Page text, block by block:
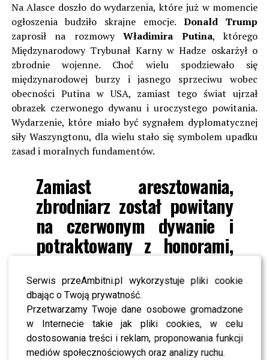
Serwis przeAmbitni.pl wykorzystuje pliki cookie
dbając o Twoją prywatność.
Przetwarzamy Twoje dane osobowe gromadzone
w Internecie takie jak pliki cookies, w celu
dostosowania treści i reklam, proponowania funkcji
mediów społecznościowych oraz analizy ruchu.
Na Alasce doszło do wydarzenia, które już w momencie
ogłoszenia budziło skrajne emocje. Donald Trump
zaprosił na rozmowyWładimira Putina, którego
Międzynarodowy Trybunał Karny w Hadze oskarżył o
zbrodnie wojenne. Choć wielu spodziewało się
międzynarodowej burzy i jasnego sprzeciwu wobec
obecności Putina w USA, zamiast tego świat ujrzał
obrazek czerwonego dywanu i uroczystego powitania.
Wydarzenie, które miało być sygnałem dyplomatycznej
siły Waszyngtonu, dla wielu stało się symbolem upadku
zasad i moralnych fundamentów.
Zamiast aresztowania,
zbrodniarz został powitany
na czerwonym dywanie i
potraktowany z honorami,
jak równorzędny partner w
rozmowach – napisała.
Wojciechowska podkreśliła, że cała sytuacja pokazuje
bezsilność międzynarodowych instytucji wobec realiów
wielkiej polityki.